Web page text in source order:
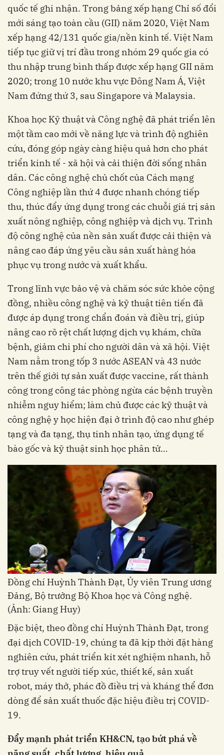
quốc tế ghi nhận. Trong bảng xếp hạng Chỉ số đổi
mới sáng tạo toàn cầu (GII) năm 2020, Việt Nam
xếp hạng 42/131 quốc gia/nền kinh tế. Việt Nam
tiếp tục giữ vị trí đầu trong nhóm 29 quốc gia có
thu nhập trung bình thấp được xếp hạng GII năm
2020; trong 10 nước khu vực Đông Nam Á, Việt
Nam đứng thứ 3, sau Singapore và Malaysia.
Khoa học Kỹ thuật và Công nghệ đã phát triển lên
một tầm cao mới về năng lực và trình độ nghiên
cứu, đóng góp ngày càng hiệu quả hơn cho phát
triển kinh tế - xã hội và cải thiện đời sống nhân
dân. Các công nghệ chủ chốt của Cách mạng
Công nghiệp lần thứ 4 được nhanh chóng tiếp
thu, thúc đẩy ứng dụng trong các chuỗi giá trị sản
xuất nông nghiệp, công nghiệp và dịch vụ. Trình
độ công nghệ của nền sản xuất được cải thiện và
nâng cao đáp ứng yêu cầu sản xuất hàng hóa
phục vụ trong nước và xuất khẩu.
Trong lĩnh vực bảo vệ và chăm sóc sức khỏe cộng
đồng, nhiều công nghệ và kỹ thuật tiên tiến đã
được áp dụng trong chẩn đoán và điều trị, giúp
nâng cao rõ rệt chất lượng dịch vụ khám, chữa
bệnh, giảm chi phí cho người dân và xã hội. Việt
Nam nằm trong tốp 3 nước ASEAN và 43 nước
trên thế giới tự sản xuất được vaccine, rất thành
công trong công tác phòng ngừa các bệnh truyền
nhiễm nguy hiểm; làm chủ được các kỹ thuật và
công nghệ y học hiện đại ở trình độ cao như ghép
tạng và đa tạng, thụ tinh nhân tạo, ứng dụng tế
bào gốc và kỹ thuật sinh học phân tử…
Đồng chí Huỳnh Thành Đạt, Ủy viên Trung ương
Đảng, Bộ trưởng Bộ Khoa học và Công nghệ.
(Ảnh: Giang Huy)
Đặc biệt, theo đồng chí Huỳnh Thành Đạt, trong
đại dịch COVID-19, chúng ta đã kịp thời đặt hàng
nghiên cứu, phát triển kit xét nghiệm nhanh, hỗ
trợ truy vết người tiếp xúc, thiết kế, sản xuất
robot, máy thở, phác đồ điều trị và kháng thể đơn
dòng để sản xuất thuốc đặc hiệu điều trị COVID-
19.
Đẩy mạnh phát triển KH&CN, tạo bứt phá về